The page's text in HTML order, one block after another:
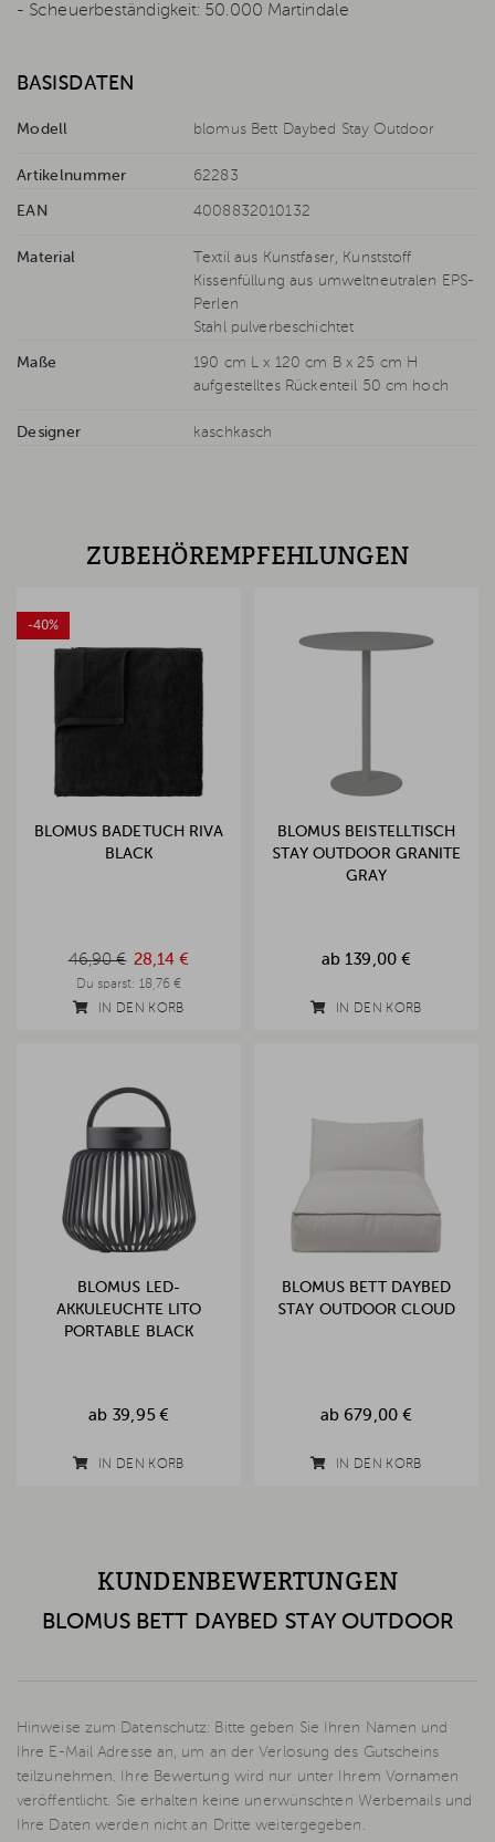
- Scheuerbeständigkeit: 50.000 Martindale
BASISDATEN
Modell blomus Bett Daybed Stay Outdoor
Artikelnummer 62283
EAN 4008832010132
Material
Textil aus Kunstfaser, Kunststoff
Kissenfüllung aus umweltneutralen EPS-
Perlen
Stahl pulverbeschichtet
Maße
190 cm L x 120 cm B x 25 cm H
aufgestelltes Rückenteil 50 cm hoch
Designer kaschkasch
ZUBEHÖREMPFEHLUNGEN
-40%
BLOMUS BADETUCH RIVA
BLACK
46,90 € 28,14 €
Du sparst: 18,76 €
IN DEN KORB
46,90 €
BLOMUS BEISTELLTISCH
STAY OUTDOOR GRANITE
GRAY
ab 139,00 €
IN DEN KORB
BLOMUS LED-
AKKULEUCHTE LITO
PORTABLE BLACK
ab 39,95 €
IN DEN KORB
BLOMUS BETT DAYBED
STAY OUTDOOR CLOUD
ab679,00 €
IN DEN KORB
KUNDENBEWERTUNGEN
BLOMUS BETT DAYBED STAY OUTDOOR
Hinweise zum Datenschutz: Bitte geben Sie Ihren Namen und
Ihre E-Mail Adresse an, um an der Verlosung des Gutscheins
teilzunehmen. Ihre Bewertung wird nur unter Ihrem Vornamen
veröffentlicht. Sie erhalten keine unerwünschten Werbemails und
Ihre Daten werden nicht an Dritte weitergegeben.